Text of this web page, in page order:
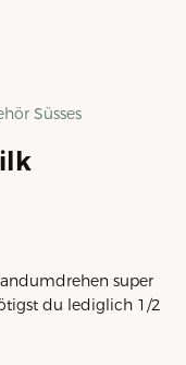
Süsses
super
du lediglich 1/2